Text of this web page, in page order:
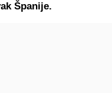
Španije.